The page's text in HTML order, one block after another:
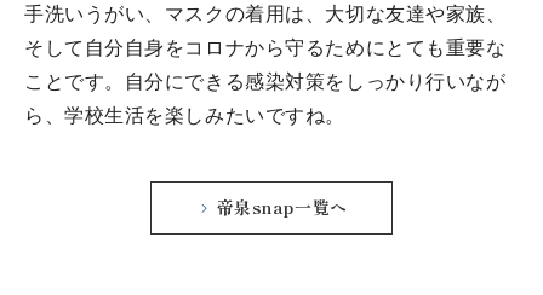
手洗いうがい、マスクの着用は、大切な友達や家族、
そして自分自身をコロナから守るためにとても重要な
ことです。自分にできる感染対策をしっかり行いなが
ら、学校生活を楽しみたいですね。
帝泉snap一覧へ